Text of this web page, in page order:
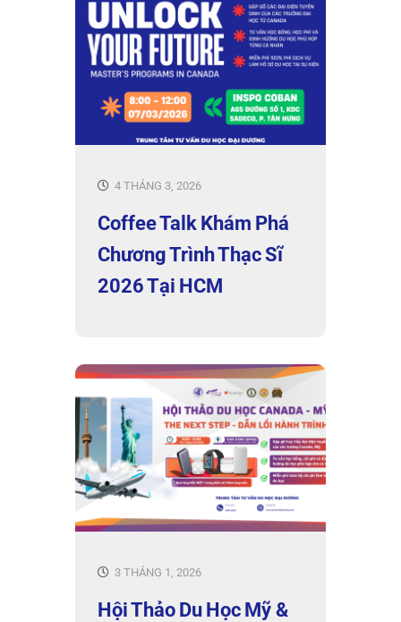
4 THÁNG 3, 2026
Coffee Talk Khám Phá
Chương Trình Thạc Sĩ
2026 Tại HCM
3 THÁNG 1, 2026
Hội Thảo Du Học Mỹ &